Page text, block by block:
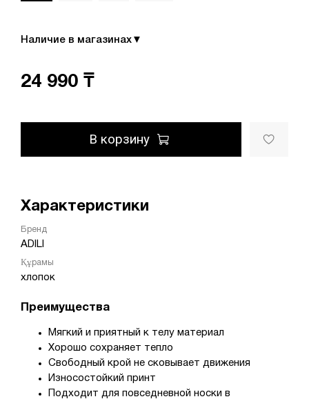
Наличие в магазинах ▼
24 990 ₸
В корзину
Характеристики
Бренд
ADILI
Құрамы
хлопок
Преимущества
Мягкий и приятный к телу материал
Хорошо сохраняет тепло
Свободный крой не сковывает движения
Износостойкий принт
Подходит для повседневной носки в